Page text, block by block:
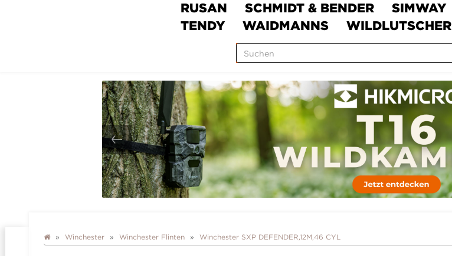
RUSAN
SCHMIDT & BENDER SIMWAY
TENDY
WAIDMANNS WILDLUTSCHER
Winchester Winchester Flinten Winchester SXP DEFENDER,12M,46 CYL